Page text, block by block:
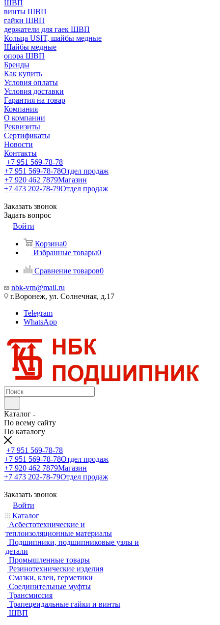
ШВП
винты ШВП
гайки ШВП
держатели для гаек ШВП
Кольца USIT, шайбы медные
Шайбы медные
опора ШВП
Бренды
Как купить
Условия оплаты
Условия доставки
Гарантия на товар
Компания
О компании
Реквизиты
Сертификаты
Новости
Контакты
+7 951 569-78-78
+7 951 569-78-78Отдел продаж
+7 920 462 7879Магазин
+7 473 202-78-79Отдел продаж
Заказать звонок
Задать вопрос
Войти
Корзина0
Избранные товары0
Сравнение товаров0
nbk-vrn@mail.ru
г.Воронеж, ул. Солнечная, д.17
Telegram
WhatsApp
Каталог
По всему сайту
По каталогу
+7 951 569-78-78
+7 951 569-78-78Отдел продаж
+7 920 462 7879Магазин
+7 473 202-78-79Отдел продаж
Заказать звонок
Войти
Каталог
Асбестотехнические и
теплоизоляционные материалы
Подшипники, подшипниковые узлы и
детали
Промышленные товары
Резинотехнические изделия
Смазки, клеи, герметики
Соединительные муфты
Трансмиссия
Трапецеидальные гайки и винты
ШВП